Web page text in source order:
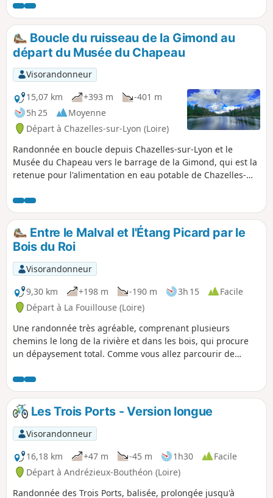
Boucle du ruisseau de la Gimond au
départ du Musée du Chapeau
Visorandonneur
15,07 km
+393 m
-401 m
5h 25
Moyenne
Départ à Chazelles-sur-Lyon (Loire)
Randonnée en boucle depuis Chazelles-sur-Lyon et le
Musée du Chapeau vers le barrage de la Gimond, qui est la
retenue pour l'alimentation en eau potable de Chazelles-
sur la région : Mont du Lyonnais, Pilat, etc. Vous traverserez
de nombreuses fois le ruisseau de la Gimond, toujours à
sec, avec des petits ponts aménagés.
Entre le Malval et l'Étang Picard par le
Bois du Roi
Visorandonneur
9,30 km
+198 m -190 m 3h 15
Facile
Départ à La Fouillouse (Loire)
Une randonnée très agréable, comprenant plusieurs
chemins le long de la rivière et dans les bois, qui procure
un dépaysement total. Comme vous allez parcourir de
chemins ou parties goudronnées. Cette randonnée est sans
difficulté car elle a peu de dénivelé par rapport à la
distance.
Les Trois Ports - Version longue
Visorandonneur
16,18 km
+47 m -45 m 1h30
Facile
Départ à Andrézieux-Bouthéon (Loire)
Randonnée des Trois Ports, balisée, prolongée jusqu'à